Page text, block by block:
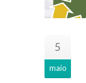
5
maio